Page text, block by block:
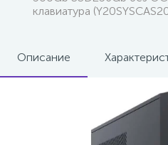
клавиатура
Описание